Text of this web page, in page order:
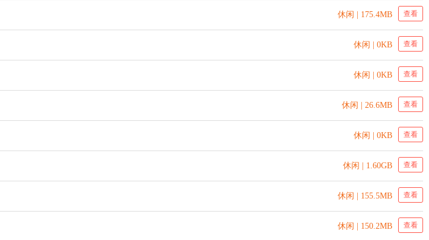
休闲 | 175.4MB 查看
休闲 | 0KB 查看
休闲 | 0KB 查看
休闲 | 26.6MB 查看
休闲 | 0KB 查看
休闲 | 1.60GB 查看
休闲 | 155.5MB 查看
休闲 | 150.2MB 查看